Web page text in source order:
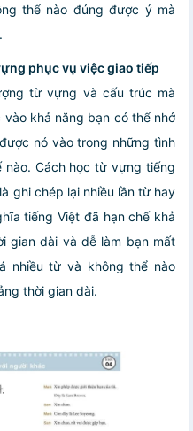
thể nào đúng được ý mà
phục vụ việc giao tiếp
từ vựng và cấu trúc mà
khả năng bạn có thể nhớ
nó vào trong những tình
Cách học từ vựng tiếng
ghi chép lại nhiều lần từ hay
tiếng Việt đã hạn chế khả
gian dài và dễ làm bạn mất
nhiều từ và không thể nào
thời gian dài.